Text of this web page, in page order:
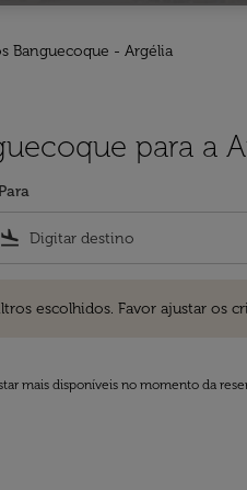
Banguecoque - Argélia
para a
flight_land
escolhidos. Favor ajustar os
mais disponíveis no momento da